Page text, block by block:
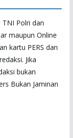
Polri dan
maupun Online
kartu PERS dan
Jika
bukan
Bukan Jaminan